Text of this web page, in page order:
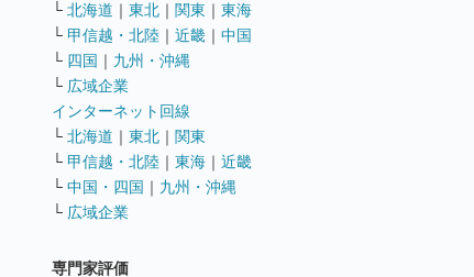
└ 北海道 ｜ 東北 ｜ 関東 ｜ 東海
└ 甲信越・北陸 ｜ 近畿 ｜ 中国
└ 四国 ｜ 九州・沖縄
└ 広域企業
インターネット回線
└ 北海道 ｜ 東北 ｜ 関東
└ 甲信越・北陸 ｜ 東海 ｜ 近畿
└ 中国・四国 ｜ 九州・沖縄
└ 広域企業
専門家評価